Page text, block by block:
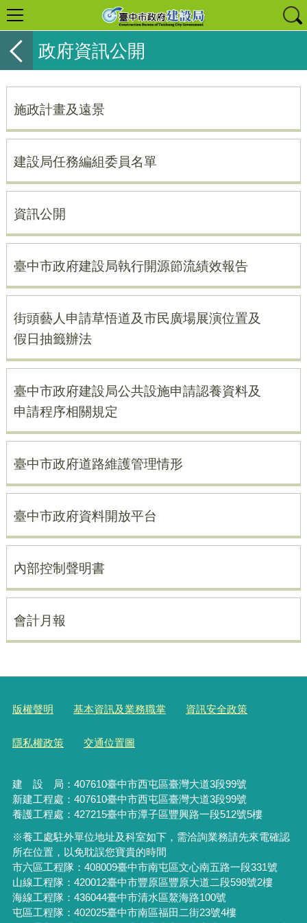
政府資訊公開
施政計畫及遠景
建設局任務編組委員名單
資訊公開
臺中市政府建設局執行開源節流績效報告
街頭藝人申請草悟道及市民廣場展演位置及
假日抽籤辦法
臺中市政府建設局公共設施申請認養資料及
申請程序相關規定
臺中市政府道路維護管理情形
臺中市政府資料開放平台
內部控制聲明書
會計月報
版權聲明 基本資訊及業務職掌 資訊安全政策
隱私權政策 交通位置圖
建 設 局： 407610臺中市西屯區臺灣大道3段99號
新建工程處：407610臺中市西屯區臺灣大道3段99號
養護工程處：427215臺中市潭子區豐興路一段512號5樓
※養工處駐外單位地址及科室如下，需洽詢業務請先來電確認
所在位置，以免耽誤您寶貴的時間
市六區工程隊：408009臺中市南屯區文心南五路一段331號
山線工程隊：420012臺中市豐原區豐原大道二段598號2樓
海線工程隊：436044臺中市清水區鰲海路100號
屯區工程隊：402025臺中市南區福田二街23號4樓